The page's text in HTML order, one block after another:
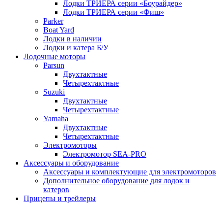
Лодки ТРИЕРА серии «Боурайдер»
Лодки ТРИЕРА серии «Фиш»
Parker
Boat Yard
Лодки в наличии
Лодки и катера Б/У
Лодочные моторы
Parsun
Двухтактные
Четырехтактные
Suzuki
Двухтактные
Четырехтактные
Yamaha
Двухтактные
Четырехтактные
Электромоторы
Электромотор SEA-PRO
Аксессуары и оборудование
Аксессуары и комплектующие для электромоторов
Дополнительное оборудование для лодок и
катеров
Прицепы и трейлеры